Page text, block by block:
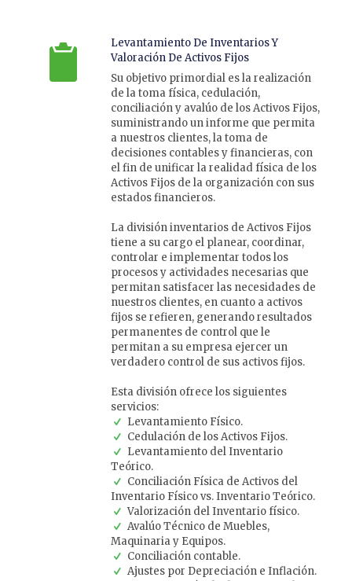
Levantamiento De Inventarios Y
Valoración De Activos Fijos
Su objetivo primordial es la realización
de la toma física, cedulación,
conciliación y avalúo de los Activos Fijos,
suministrando un informe que permita
a nuestros clientes, la toma de
decisiones contables y financieras, con
el fin de unificar la realidad física de los
Activos Fijos de la organización con sus
estados financieros.
La división inventarios de Activos Fijos
tiene a su cargo el planear, coordinar,
controlar e implementar todos los
procesos y actividades necesarias que
permitan satisfacer las necesidades de
nuestros clientes, en cuanto a activos
fijos se refieren, generando resultados
permanentes de control que le
permitan a su empresa ejercer un
verdadero control de sus activos fijos.
Esta división ofrece los siguientes
servicios:
Levantamiento Físico.
Cedulación de los Activos Fijos.
Levantamiento del Inventario
Teórico.
Conciliación Física de Activos del
Inventario Físico vs. Inventario Teórico.
Valorización del Inventario físico.
Avalúo Técnico de Muebles,
Maquinaria y Equipos.
Conciliación contable.
Ajustes por Depreciación e Inflación.